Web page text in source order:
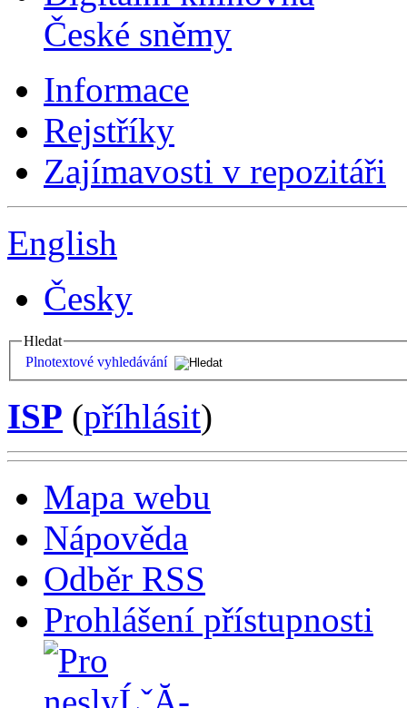
České sněmy
Informace
Rejstříky
Zajímavosti v repozitáři
English
Česky
Hledat
Plnotextové vyhledávání
ISP (příhlásit)
Mapa webu
Nápověda
Odběr RSS
Prohlášení přístupnosti